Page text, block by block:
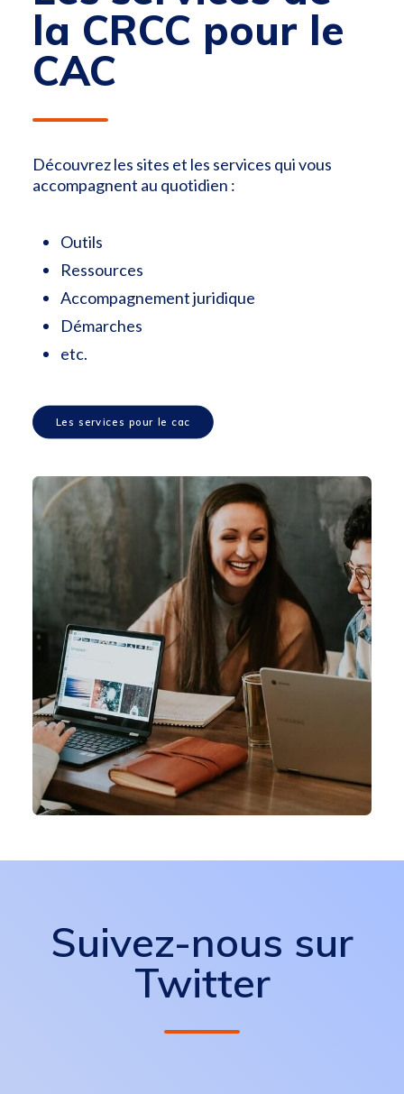
la CRCC pour le
CAC
Découvrez les sites et les services qui vous
accompagnent au quotidien :
Outils
Ressources
Accompagnement juridique
Démarches
etc.
Les services pour le cac
Suivez-nous sur
Twitter